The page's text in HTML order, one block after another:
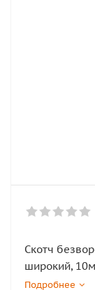
Скотч
широкий, 10м
Подробнее